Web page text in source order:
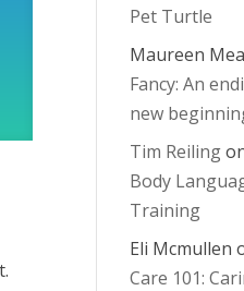
Pet Turtle
Maureen
Fancy: An
new
Tim Reiling
Body
Training
Eli Mcmullen
Care 101: